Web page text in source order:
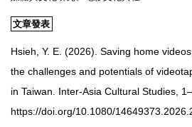
文章發表
Hsieh, Y. E. (2026). Saving home
the challenges and potentials of
in Taiwan. Inter-Asia Cultural Studies,
https://doi.org/10.1080/